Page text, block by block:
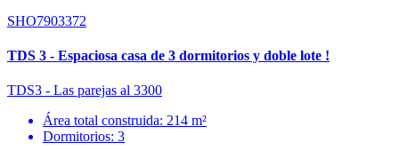
SHO7903372
TDS 3 - Espaciosa casa de 3 dormitorios y doble lote !
TDS3 - Las parejas al 3300
Área total construida: 214 m²
Dormitorios: 3